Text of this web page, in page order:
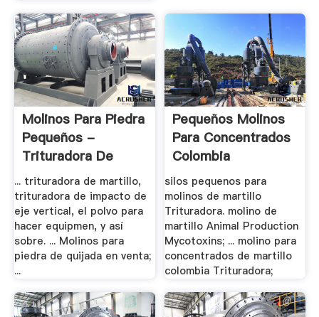
Molinos Para Piedra
Pequeños -
Trituradora De
Cono
... trituradora de martillo,
trituradora de impacto de
eje vertical, el polvo para
hacer equipmen, y así
sobre. ... Molinos para
piedra de quijada en venta;
...
Pequeños Molinos
Para Concentrados
Colombia
silos pequenos para
molinos de martillo
Trituradora. molino de
martillo Animal Production
Mycotoxins; ... molino para
concentrados de martillo
colombia Trituradora;